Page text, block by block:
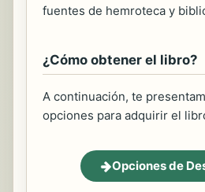
fuentes de hemroteca y
¿Cómo obtener el libro?
A continuación, te
opciones para adquirir el
Opciones de